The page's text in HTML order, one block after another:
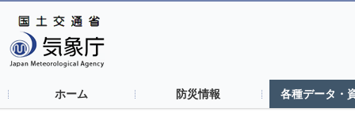
ホーム 防災情報 各種データ・